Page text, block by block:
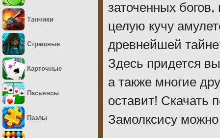
заточенных
целую кучу
древнейшей
Здесь придется
а также многие
оставит! Скачать
Замолксису
Танчики
Страшные
Карточные
Пасьянсы
Пазлы